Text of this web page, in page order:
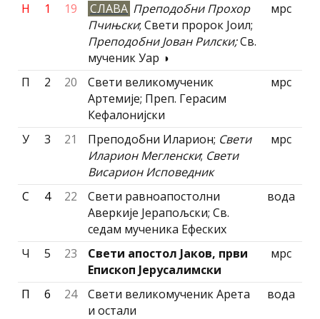
Н 1 19 СЛАВА Преподобни Прохор
Пчињски; Свети пророк Јоил;
Преподобни Јован Рилски;Св.
мученик Уар ◑
мрс
П 2 20
Свети великомученик
Артемије; Преп. Герасим
Кефалониjски
мрс
У 3 21 Преподобни Иларион; Свети
Иларион Мегленски; Свети
Висарион Исповедник
мрс
С 4 22
Свети равноапостолни
Аверкије Јерапољски; Св.
седам мученика Ефеских
вода
Ч 5 23
Свети апостол Јаков, први
Епископ Јерусалимски
мрс
П 6 24
Свети великомученик Арета
и остали
вода